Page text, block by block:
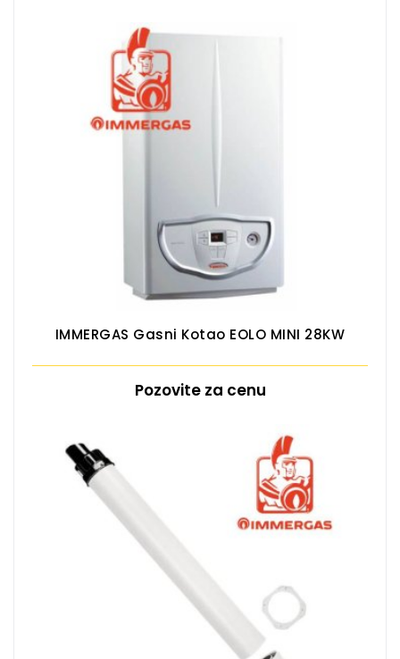
IMMERGAS Gasni Kotao EOLO MINI 28KW
Pozovite za cenu